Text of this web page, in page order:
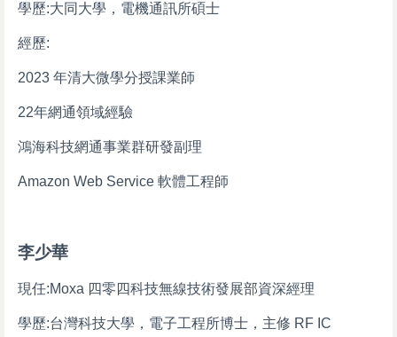
學歷:大同大學，電機通訊所碩士
經歷:
2023 年清大微學分授課業師
22年網通領域經驗
鴻海科技網通事業群研發副理
Amazon Web Service 軟體工程師
李少華
現任:Moxa 四零四科技無線技術發展部資深經理
學歷:台灣科技大學，電子工程所博士，主修 RF IC